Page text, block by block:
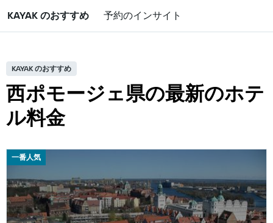
KAYAK のおすすめ 予約のインサイト
KAYAK のおすすめ
西ポモージェ県の最新のホテ
ル料金
一番人気